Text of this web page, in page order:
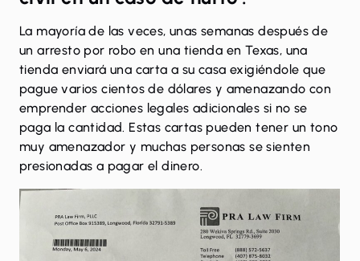
La mayoría de las veces, unas semanas después de
un arresto por robo en una tienda en Texas, una
tienda enviará una carta a su casa exigiéndole que
pague varios cientos de dólares y amenazando con
emprender acciones legales adicionales si no se
paga la cantidad. Estas cartas pueden tener un tono
muy amenazador y muchas personas se sienten
presionadas a pagar el dinero.